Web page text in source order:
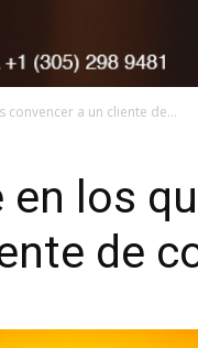
convencer a un cliente de...
los
de